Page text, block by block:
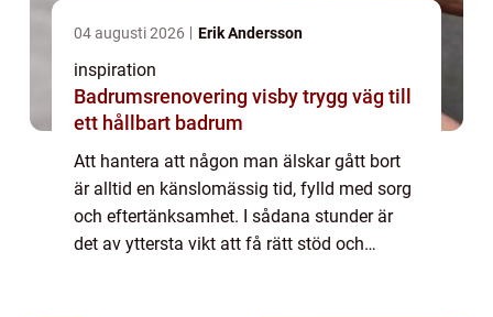
04 augusti 2026 Erik Andersson
inspiration
Badrumsrenovering visby trygg väg till
ett hållbart badrum
Att hantera att någon man älskar gått bort
är alltid en känslomässig tid, fylld med sorg
och eftertänksamhet. I sådana stunder är
det av yttersta vikt att få rätt stöd och